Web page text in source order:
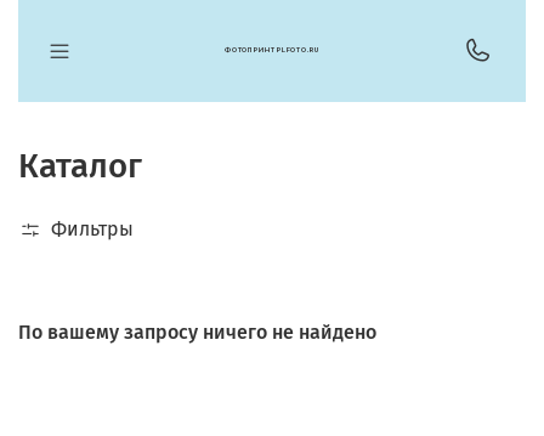
ФОТОПРИНТ PLFOTO.RU
Каталог
Фильтры
По вашему запросу ничего не найдено